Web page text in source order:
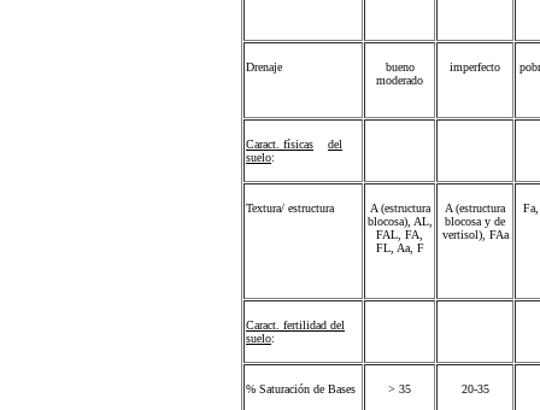
Drenaje
bueno
moderado
imperfecto
Caract. físicas
del
suelo:
Textura/ estructura
A (estructura
blocosa), AL,
FAL, FA,
FL, Aa, F
A (estructura
blocosa y de
vertisol), FAa
Caract. fertilidad del
suelo:
% Saturación de Bases > 35 20-35